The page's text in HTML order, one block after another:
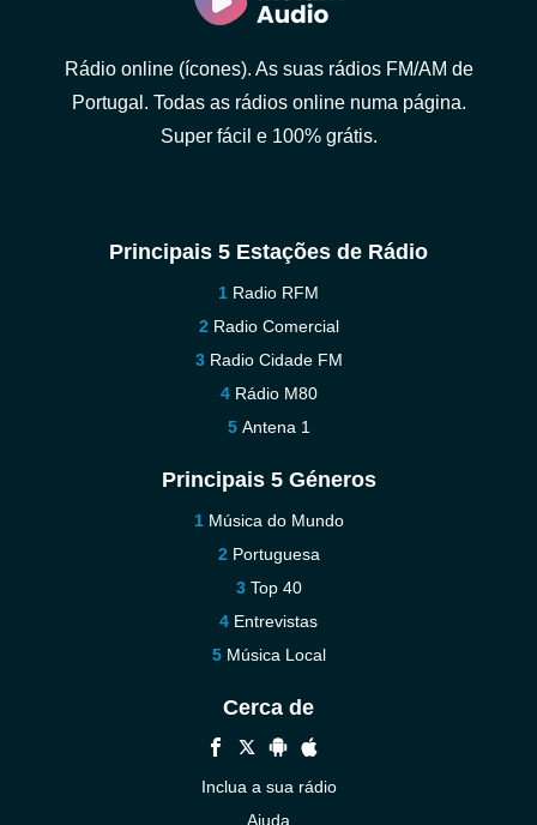
Rádio online (ícones). As suas rádios FM/AM de
Portugal. Todas as rádios online numa página.
Super fácil e 100% grátis.
Principais 5 Estações de Rádio
Radio RFM
Radio Comercial
Radio Cidade FM
Rádio M80
Antena 1
Principais 5 Géneros
Música do Mundo
Portuguesa
Top 40
Entrevistas
Música Local
Cerca de
Inclua a sua rádio
Ajuda